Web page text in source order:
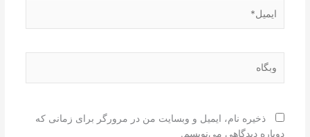
وبگاه
ذخیره نام، ایمیل و وبسایت من در مرورگر برای زمانی که
دوباره دیدگاهی می‌نویسم.